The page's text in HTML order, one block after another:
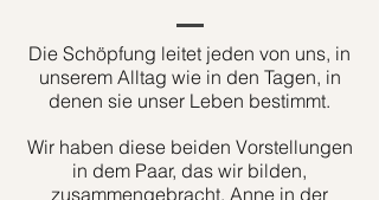
Die Schöpfung leitet jeden von uns, in
unserem Alltag wie in den Tagen, in
denen sie unser Leben bestimmt.
Wir haben diese beiden Vorstellungen
in dem Paar, das wir bilden,
zusammengebracht. Anne in der